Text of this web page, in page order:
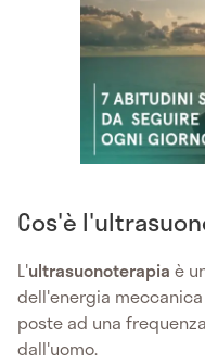
Cos'è
L'ultrasuonoterapia è
dell'energia
poste ad una
dall'uomo.